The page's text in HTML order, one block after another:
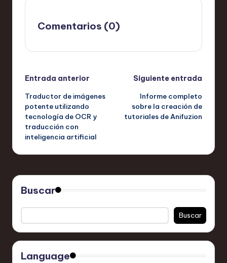
Comentarios (0)
Navegación
de
entradas
Entrada anterior
Traductor de imágenes
potente utilizando
tecnología de OCR y
traducción con
inteligencia artificial
Siguiente entrada
Informe completo
sobre la creación de
tutoriales de Anifuzion
Buscar
Buscar
Language